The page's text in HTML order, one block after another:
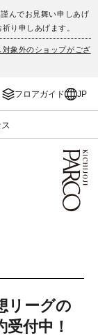
んでお見舞い申しあげ
り申しあげます。
象外のショップがござ
フロアガイド JP
リーグの
付中！